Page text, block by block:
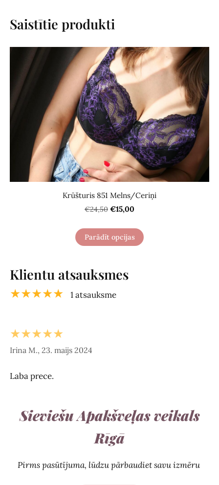
Sieviešu Apakšveļas veikals
Rīgā
Pirms pasūtījuma, lūdzu pārbaudiet savu izmēru
Saistītie produkti
Krūšturis 851 Melns/Ceriņi
€24,50 €15,00
Parādīt opcijas
Klientu atsauksmes
★★★★★ 1 atsauksme
★★★★★
Irina M., 23. maijs 2024
Laba prece.